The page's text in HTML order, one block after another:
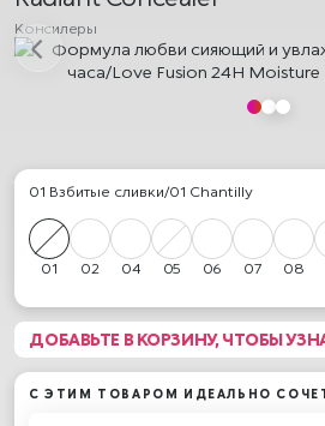
Консилеры
01 Взбитые сливки/01 Chantilly
01 02 04 05 06 07 08
ДОБАВЬТЕ В КОРЗИНУ, ЧТОБЫ
С ЭТИМ ТОВАРОМ ИДЕАЛЬНО